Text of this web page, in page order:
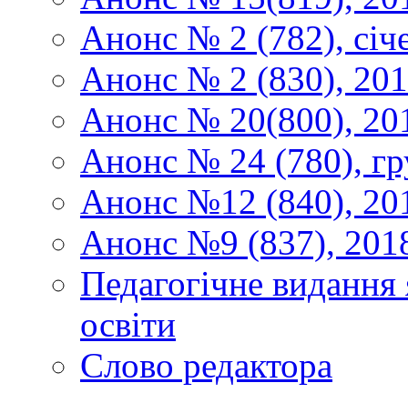
Анонс № 2 (782),
Анонс № 2 (830),
Анонс № 20(800),
Анонс № 24 (780),
Анонс №12 (840),
Анонс №9 (837),
Педагогічне
освіти
Слово редактора